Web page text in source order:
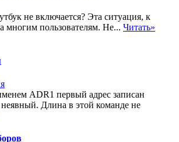
не включается? Эта ситуация, к
многим пользователям. Не... Читать»
ADR1 первый адрес записан
Длина в этой команде не